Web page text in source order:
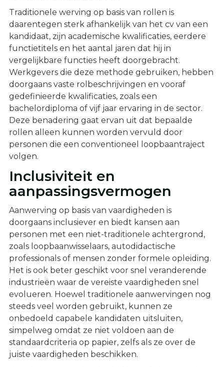
Traditionele werving op basis van rollen is
daarentegen sterk afhankelijk van het cv van een
kandidaat, zijn academische kwalificaties, eerdere
functietitels en het aantal jaren dat hij in
vergelijkbare functies heeft doorgebracht.
Werkgevers die deze methode gebruiken, hebben
doorgaans vaste rolbeschrijvingen en vooraf
gedefinieerde kwalificaties, zoals een
bachelordiploma of vijf jaar ervaring in de sector.
Deze benadering gaat ervan uit dat bepaalde
rollen alleen kunnen worden vervuld door
personen die een conventioneel loopbaantraject
volgen.
Inclusiviteit en
aanpassingsvermogen
Aanwerving op basis van vaardigheden is
doorgaans inclusiever en biedt kansen aan
personen met een niet-traditionele achtergrond,
zoals loopbaanwisselaars, autodidactische
professionals of mensen zonder formele opleiding.
Het is ook beter geschikt voor snel veranderende
industrieën waar de vereiste vaardigheden snel
evolueren. Hoewel traditionele aanwervingen nog
steeds veel worden gebruikt, kunnen ze
onbedoeld capabele kandidaten uitsluiten,
simpelweg omdat ze niet voldoen aan de
standaardcriteria op papier, zelfs als ze over de
juiste vaardigheden beschikken.